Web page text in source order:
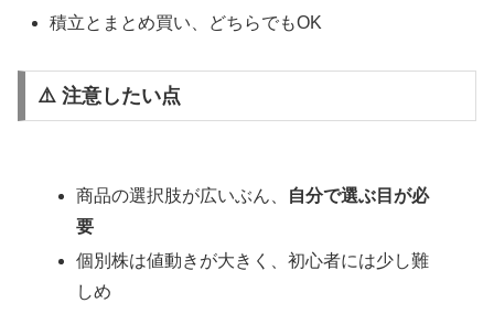
積立とまとめ買い、どちらでもOK
⚠️ 注意したい点
商品の選択肢が広いぶん、
自分で選ぶ目が必
要
個別株は値動きが大きく、初心者には少し難
しめ